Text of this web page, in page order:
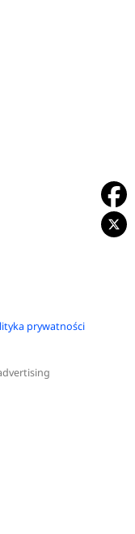
prywatności